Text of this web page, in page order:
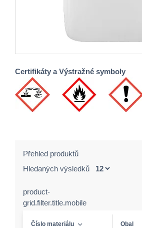
Certifikáty a Výstražné symboly
Přehled produktů
Hledaných výsledků
product-
grid.filter.title.mobile
Číslo materiálu Obal